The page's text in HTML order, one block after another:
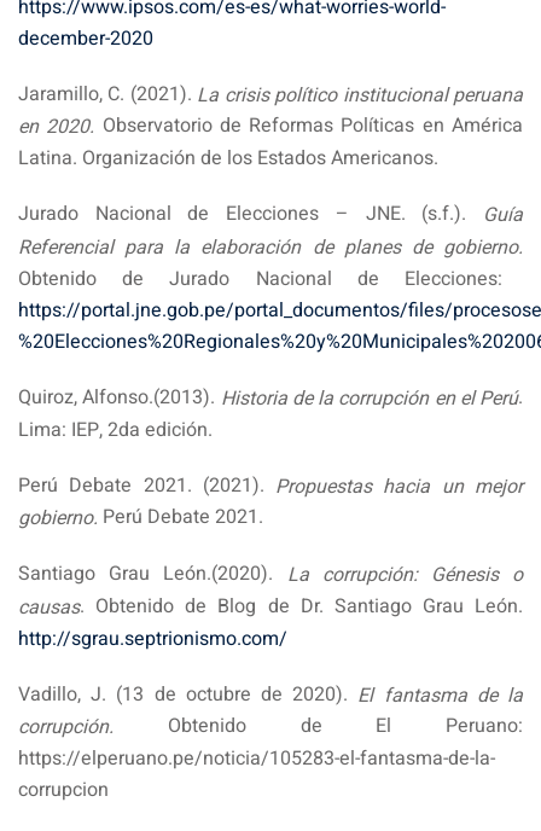
https://www.ipsos.com/es-es/what-worries-world-
december-2020
Jaramillo, C. (2021). La crisis político institucional peruana
en 2020. Observatorio de Reformas Políticas en América
Latina. Organización de los Estados Americanos.
Jurado Nacional de Elecciones – JNE. (s.f.). Guía
Referencial para la elaboración de planes de gobierno.
Obtenido de Jurado Nacional de Elecciones:
https://portal.jne.gob.pe/portal_documentos/files/
Quiroz, Alfonso.(2013). Historia de la corrupción en el Perú.
Lima: IEP, 2da edición.
Perú Debate 2021. (2021). Propuestas hacia un mejor
gobierno. Perú Debate 2021.
Santiago Grau León.(2020). La corrupción: Génesis o
causas. Obtenido de Blog de Dr. Santiago Grau León.
http://sgrau.septrionismo.com/
Vadillo, J. (13 de octubre de 2020). El fantasma de la
corrupción. Obtenido de El Peruano:
https://elperuano.pe/noticia/105283-el-fantasma-de-la-
corrupcion